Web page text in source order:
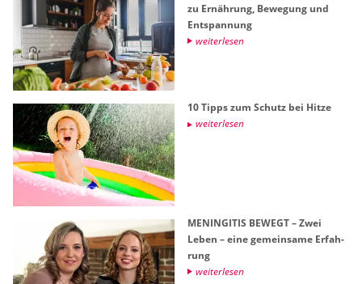
zu Er­näh­rung, Be­we­gung und
Ent­span­nung
wei­ter­le­sen
10 Tipps zum Schutz bei Hitze
wei­ter­le­sen
ME­NIN­GI­TIS BE­WEGT – Zwei
Leben – eine ge­mein­sa­me Er­fah­
rung
wei­ter­le­sen